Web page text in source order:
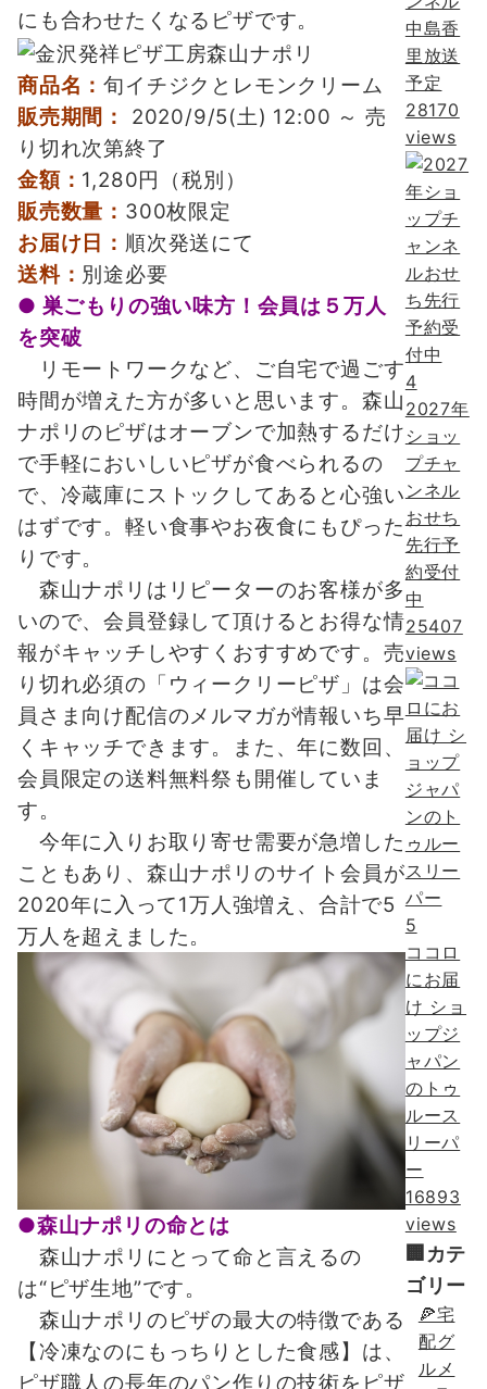
にも合わせたくなるピザです。
商品名：旬イチジクとレモンクリーム
販売期間：
2020/9/5(土) 12:00 ～ 売
り切れ次第終了
金額： 1,280円（税別）
販売数量： 300枚限定
お届け日： 順次発送にて
送料： 別途必要
● 巣ごもりの強い味方！会員は５万人
を突破
リモートワークなど、ご自宅で過ごす
時間が増えた方が多いと思います。森山
ナポリのピザはオーブンで加熱するだけ
で手軽においしいピザが食べられるの
で、冷蔵庫にストックしてあると心強い
はずです。軽い食事やお夜食にもぴった
りです。
森山ナポリはリピーターのお客様が多
いので、会員登録して頂けるとお得な情
報がキャッチしやすくおすすめです。売
り切れ必須の「ウィークリーピザ」は会
員さま向け配信のメルマガが情報いち早
くキャッチできます。また、年に数回、
会員限定の送料無料祭も開催していま
す。
今年に入りお取り寄せ需要が急増した
こともあり、森山ナポリのサイト会員が
2020年に入って1万人強増え、合計で5
万人を超えました。
●森山ナポリの命とは
森山ナポリにとって命と言えるの
は“ピザ生地”です。
森山ナポリのピザの最大の特徴である
【冷凍なのにもっちりとした食感】は、
ピザ職人の長年のパン作りの技術をピザ
中島香
里放送
予定
28170
views
4
2027年
ショッ
プチャ
ンネル
おせち
先行予
約受付
中
25407
views
5
ココロ
にお届
け ショ
ップジ
ャパン
のトゥ
ルース
リーパ
ー
16893
views
🏢カテ
ゴリー
🍕宅
配グ
ルメ